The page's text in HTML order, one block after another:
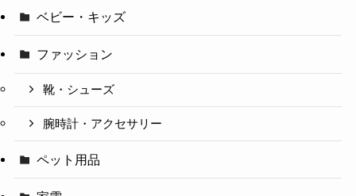
ベビー・キッズ
ファッション
靴・シューズ
腕時計・アクセサリー
ペット用品